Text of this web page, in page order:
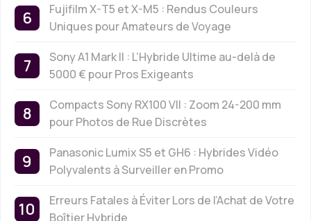
Fujifilm X-T5 et X-M5 : Rendus Couleurs
Uniques pour Amateurs de Voyage
Sony A1 Mark II : L’Hybride Ultime au-delà de
5000 € pour Pros Exigeants
Compacts Sony RX100 VII : Zoom 24-200 mm
pour Photos de Rue Discrètes
Panasonic Lumix S5 et GH6 : Hybrides Vidéo
Polyvalents à Surveiller en Promo
Erreurs Fatales à Éviter Lors de l’Achat de Votre
Boîtier Hybride